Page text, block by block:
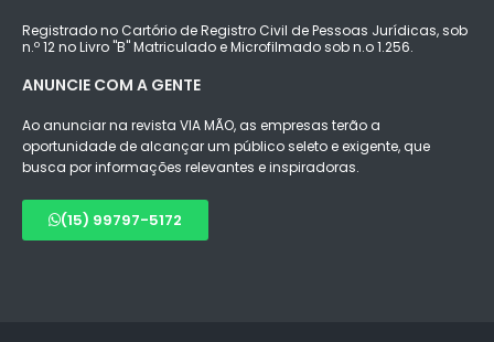
Registrado no Cartório de Registro Civil de Pessoas Jurídicas, sob
n.º 12 no Livro "B" Matriculado e Microfilmado sob n.o 1.256.
ANUNCIE COM A GENTE
Ao anunciar na revista VIA MÃO, as empresas terão a
oportunidade de alcançar um público seleto e exigente, que
busca por informações relevantes e inspiradoras.
(15) 99797-5172